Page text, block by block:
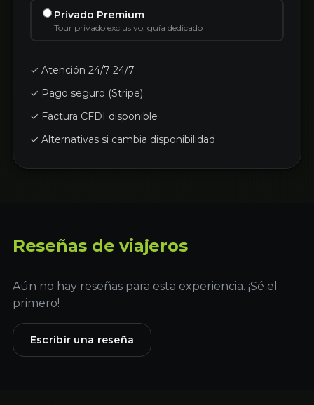
Privado Premium
Tour privado exclusivo, guía dedicado
✓ Atención 24/7 24/7
✓ Pago seguro (Stripe)
✓ Factura CFDI disponible
✓ Alternativas si cambia disponibilidad
Reseñas de viajeros
Aún no hay reseñas para esta experiencia. ¡Sé el
primero!
Escribir una reseña